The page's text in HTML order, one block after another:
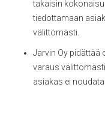
takaisin
tiedottamaan
välittömästi.
Jarvin Oy pidättää
varaus
asiakas ei